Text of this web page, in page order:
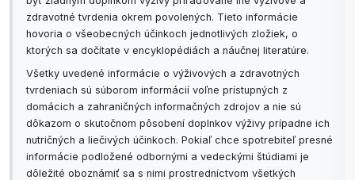
zdravotné tvrdenia okrem povolených. Tieto informácie
hovoria o všeobecných účinkoch jednotlivých zložiek, o
ktorých sa dočítate v encyklopédiách a náučnej literatúre.
Všetky uvedené informácie o výživových a zdravotných
tvrdeniach sú súborom informácií voľne prístupných z
domácich a zahraničných informačných zdrojov a nie sú
dôkazom o skutočnom pôsobení doplnkov výživy prípadne ich
nutričných a liečivých účinkoch. Pokiaľ chce spotrebiteľ presné
informácie podložené odbornými a vedeckými štúdiami je
dôležité oboznámiť sa s nimi prostredníctvom všetkých